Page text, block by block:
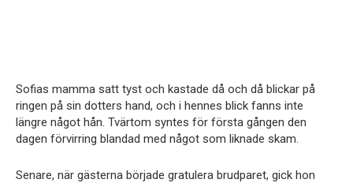
Sofias mamma satt tyst och kastade då och då blickar på
ringen på sin dotters hand, och i hennes blick fanns inte
längre något hån. Tvärtom syntes för första gången den
dagen förvirring blandad med något som liknade skam.
Senare, när gästerna började gratulera brudparet, gick hon